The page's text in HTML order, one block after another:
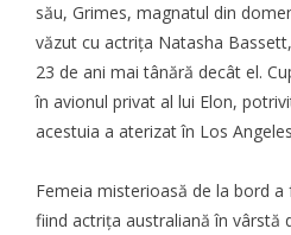
său, Grimes, magnatul din
văzut cu actrița Natasha
23 de ani mai tânără decât el.
în avionul privat al lui Elon,
acestuia a aterizat în Los
Femeia misterioasă de la bord
fiind actrița australiană în vârstă